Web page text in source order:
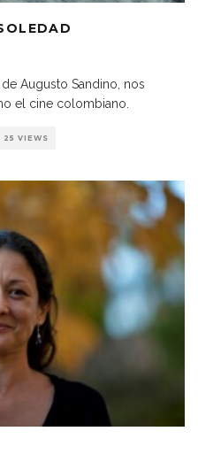
Augusto Sandino, nos
el cine colombiano.
25 VIEWS